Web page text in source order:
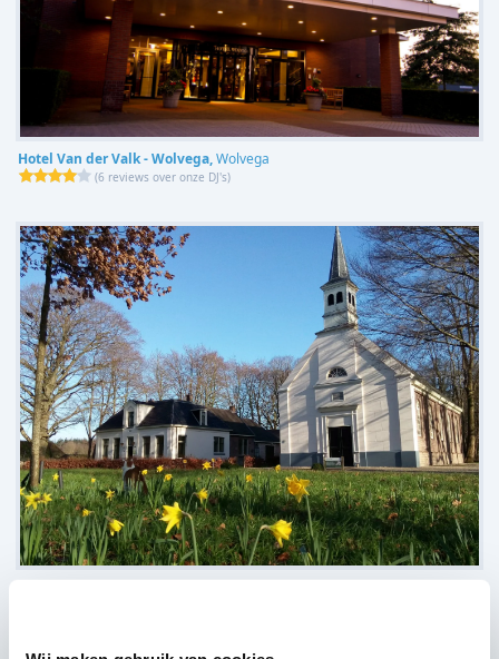
Hotel Van der Valk - Wolvega,Wolvega
(6 reviews over onze DJ's)